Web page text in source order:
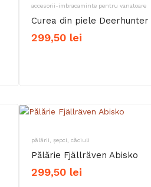
accesorii-imbracaminte pentru vanatoare
Curea din piele Deerhunter
299,50 lei
pălării, șepci, căciuli
Pălărie Fjällräven Abisko
299,50 lei